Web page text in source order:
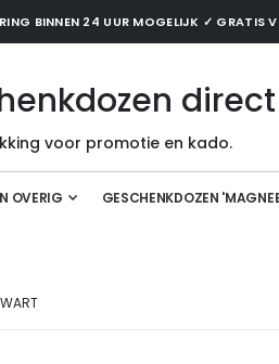
BINNEN 24 UUR MOGELIJK ✓ GRATIS
direct
voor promotie en kado.
OVERIG GESCHENKDOZEN